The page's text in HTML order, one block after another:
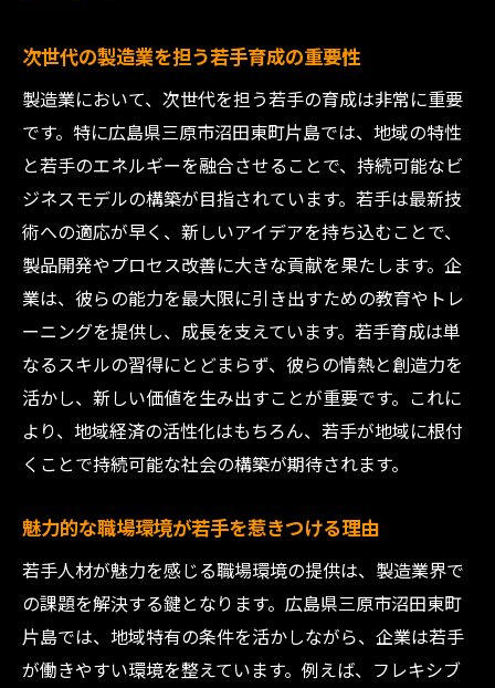
次世代の製造業を担う若手育成の重要性
製造業において、次世代を担う若手の育成は非常に重要
です。特に広島県三原市沼田東町片島では、地域の特性
と若手のエネルギーを融合させることで、持続可能なビ
ジネスモデルの構築が目指されています。若手は最新技
術への適応が早く、新しいアイデアを持ち込むことで、
製品開発やプロセス改善に大きな貢献を果たします。企
業は、彼らの能力を最大限に引き出すための教育やトレ
ーニングを提供し、成長を支えています。若手育成は単
なるスキルの習得にとどまらず、彼らの情熱と創造力を
活かし、新しい価値を生み出すことが重要です。これに
より、地域経済の活性化はもちろん、若手が地域に根付
くことで持続可能な社会の構築が期待されます。
魅力的な職場環境が若手を惹きつける理由
若手人材が魅力を感じる職場環境の提供は、製造業界で
の課題を解決する鍵となります。広島県三原市沼田東町
片島では、地域特有の条件を活かしながら、企業は若手
が働きやすい環境を整えています。例えば、フレキシブ